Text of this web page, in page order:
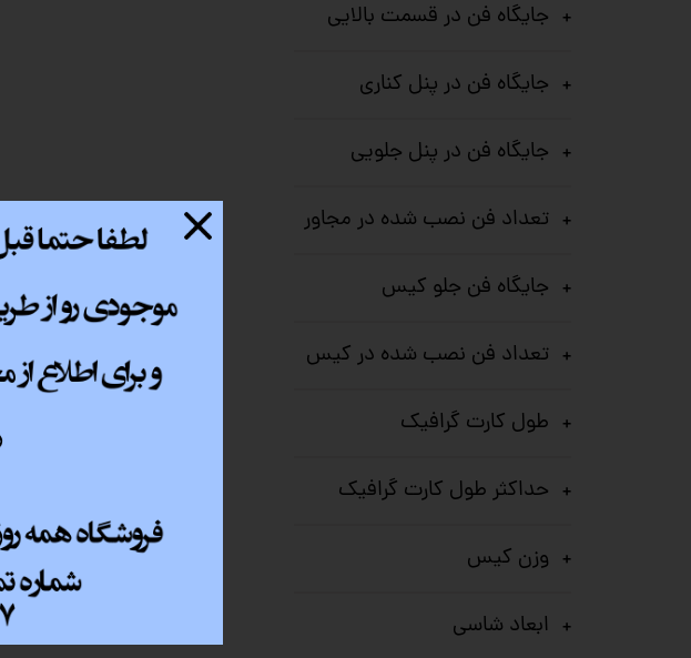
جایگاه فن در قسمت بالایی
جایگاه فن در پنل کناری
جایگاه فن در پنل جلویی
تعداد فن نصب شده در مجاور
جایگاه فن جلو کیس
تعداد فن نصب شده در کیس
طول کارت گرافیک
حداکثر طول کارت گرافیک
وزن کیس
ابعاد شاسی